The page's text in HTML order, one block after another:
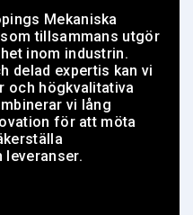
Mekaniska
tillsammans utgör
inom industrin.
delad expertis kan vi
och högkvalitativa
vi lång
för att möta